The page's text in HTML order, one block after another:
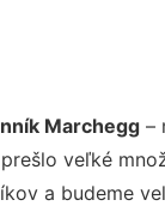
Marchegg –
veľké
a budeme